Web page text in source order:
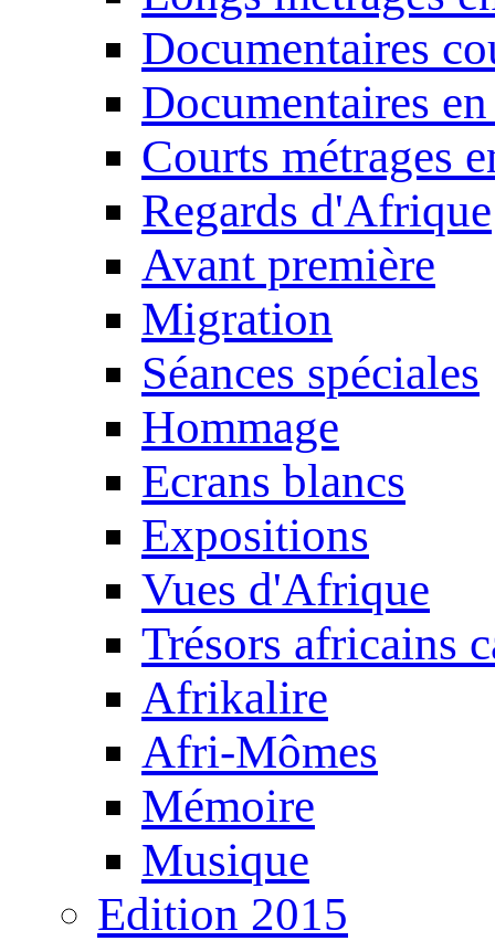
Documentaires
Documentaires
Courts métrages
Regards d'Afrique
Avant première
Migration
Séances spéciales
Hommage
Ecrans blancs
Expositions
Vues d'Afrique
Trésors africains
Afrikalire
Afri-Mômes
Mémoire
Musique
Edition 2015